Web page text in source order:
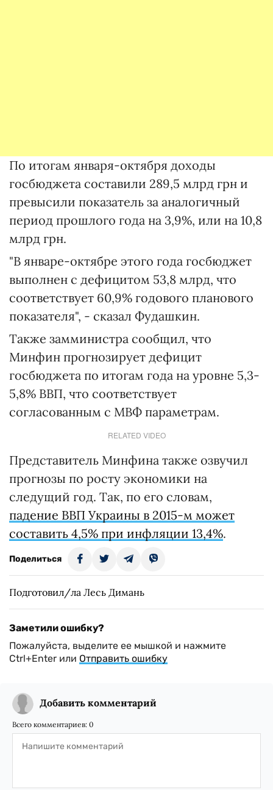
По итогам января-октября доходы
госбюджета составили 289,5 млрд грн и
превысили показатель за аналогичный
период прошлого года на 3,9%, или на 10,8
млрд грн.
"В январе-октябре этого года госбюджет
выполнен с дефицитом 53,8 млрд, что
соответствует 60,9% годового планового
показателя", - сказал Фудашкин.
Также замминистра сообщил, что
Минфин прогнозирует дефицит
госбюджета по итогам года на уровне 5,3-
5,8% ВВП, что соответствует
согласованным с МВФ параметрам.
RELATED VIDEO
Представитель Минфина также озвучил
прогнозы по росту экономики на
следущий год. Так, по его словам,
падение ВВП Украины в 2015-м может
составить 4,5% при инфляции 13,4%.
Поделиться
Подготовил/ла Лесь Димань
Заметили ошибку?
Пожалуйста, выделите ее мышкой и нажмите
Ctrl+Enter или Отправить ошибку
Добавить комментарий
Всего комментариев: 0